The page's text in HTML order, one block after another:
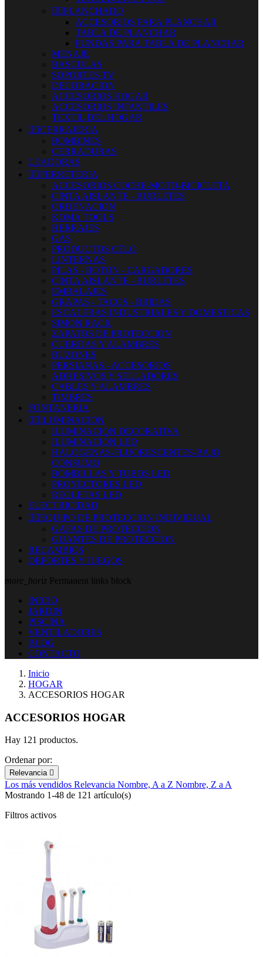
 PLANCHADO
ACCESORIOS PARA PLANCHAR
TABLA DE PLANCHAR
FUNDAS PARA TABLA DE PLANCHAR
MENAJE
BASCULAS
SOPORTES TV
DECORACION
ACCESORIOS HOGAR
ACCESORIOS INFANTILES
TEXTIL DEL HOGAR
 CERRAJERIA
BOMBINES
CERRADURAS
LIJADORAS
 FERRETERIA
ACCESORIOS COCHE-MOTO-BICICLETA
CINTA AISLANTE - BURLETES
ORDENACION
KOMA TOOLS
HERRAJES
GAS
PRODUCTOS CELO
LINTERNAS
PILAS - BOTON - CARGADORES
CINTA AISLANTE - BURLETES
EMBALAJES
GRAPAS - TACOS - BRIDAS
ESCALERAS INDUSTRIALES Y DOMESTICAS
SIMON RACK
ZAPATOS DE PROTECCION
CUERDAS Y ALAMBRES
BUZONES
PERSIANAS - ACCESORIOS
ADHESIVOS Y SELLADORES
CABLES Y ALAMBRES
TIMBRES
FONTANERIA
 ILUMINACION
ILUMINACION DECORATIVA
ILUMINACIÓN LED
HALOGENAS-FLUORESCENTES-BAJO
CONSUMO
BOMBILLAS Y TUBOS LED
PROYECTORES LED
REGLETAS LED
ELECTRICIDAD
 EQUIPO DE PROTECCION INDIVIDUAL
GAFAS DE PROTECCION
GUANTES DE PROTECCION
RECAMBIOS
DEPORTES Y JUEGOS
more_horiz Permanent links block
INICIO
JARDIN
PISCINA
VENTILADORES
BLOG
CONTACTO
Inicio
HOGAR
ACCESORIOS HOGAR
ACCESORIOS HOGAR
Hay 121 productos.
Ordenar por:
Relevancia 
Los más vendidos Relevancia Nombre, A a Z Nombre, Z a A
Mostrando 1-48 de 121 artículo(s)
Filtros activos